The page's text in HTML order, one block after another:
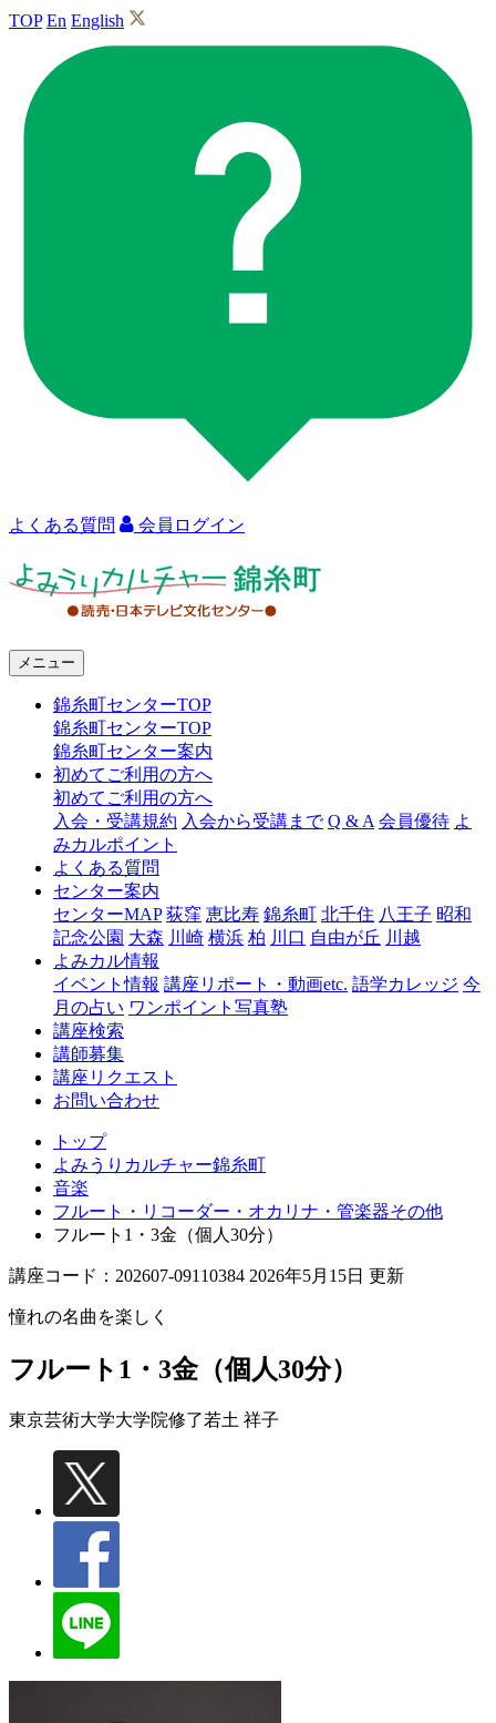
TOP En English
よくある質問 会員ログイン
ャ
糸
メニュー
錦糸町センターTOP
錦糸町センターTOP
錦糸町センター案内
初めてご利用の方へ
初めてご利用の方へ
入会・受講規約 入会から受講まで Q & A 会員優待 よ
みカルポイント
よくある質問
センター案内
センターMAP 荻窪 恵比寿 錦糸町 北千住 八王子 昭和
記念公園 大森 川崎 横浜 柏 川口 自由が丘 川越
よみカル情報
イベント情報 講座リポート・動画etc. 語学カレッジ 今
月の占い ワンポイント写真塾
講座検索
講師募集
講座リクエスト
お問い合わせ
トップ
よみうりカルチャー錦糸町
音楽
フルート・リコーダー・オカリナ・管楽器その他
フルート1・3金（個人30分）
講座コード：202607-09110384 2026年5月15日 更新
憧れの名曲を楽しく
フルート1・3金（個人30分）
東京芸術大学大学院修了若土 祥子